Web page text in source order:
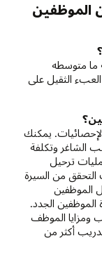
الموظفين
ما متوسطه
العبء الثقيل على
يمكنك
الشاغر وتكلفة
ترحيل
التحقق من السيرة
الموظفين
الموظفين الجدد.
ومزايا الموظف
يكون التدريب أكثر من